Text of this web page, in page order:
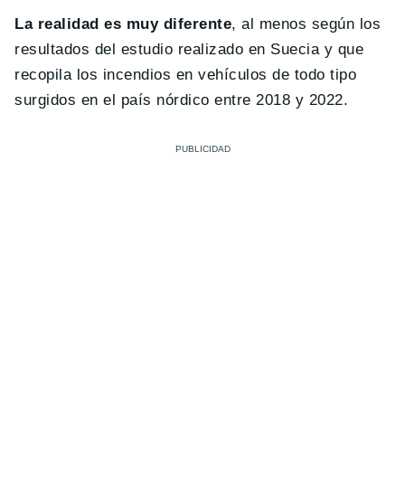
La realidad es muy diferente, al menos según los
resultados del estudio realizado en Suecia y que
recopila los incendios en vehículos de todo tipo
surgidos en el país nórdico entre 2018 y 2022.